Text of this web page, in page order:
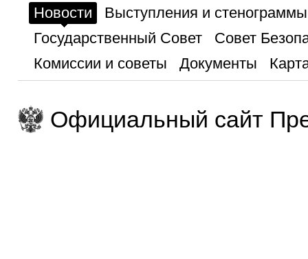
Новости
Выступления и стенограммы
Государственный Совет
Совет
Комиссии и советы
Документы
Официальный сайт